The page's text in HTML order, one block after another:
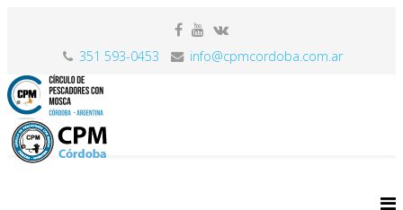
351 593-0453 info@cpmcordoba.com.ar